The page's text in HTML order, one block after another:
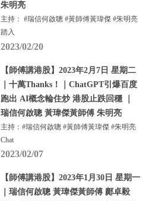
朱明亮
主持： #瑞信何啟聰 #黃師傅黃瑋傑 #朱明亮
踏入
2023/02/20
【師傅講港股】2023年2月7日 星期二
｜十萬Thanks！｜ChatGPT引爆百度
跑出 AI概念輪住炒 港股止跌回穩 ｜
瑞信何啟聰 黃瑋傑黃師傅 朱明亮
主持：#瑞信何啟聰 #黃師傅黃瑋傑 #朱明亮
Chat
2023/02/07
【師傅講港股】2023年1月30日 星期一
｜瑞信何啟聰 黃瑋傑黃師傅 鄺卓毅